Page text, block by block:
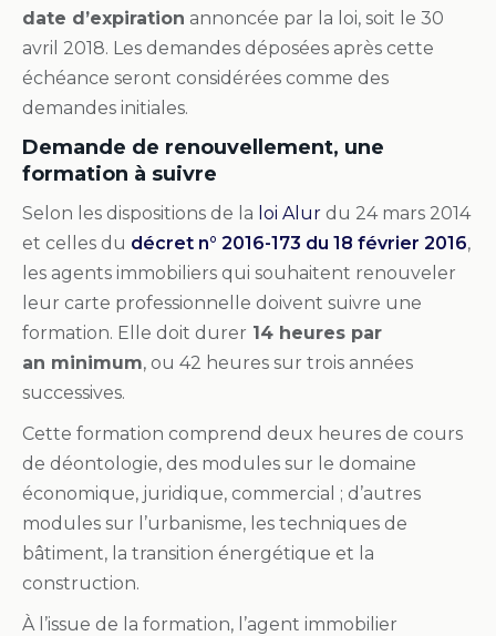
date d’expiration annoncée par la loi, soit le 30
avril 2018. Les demandes déposées après cette
échéance seront considérées comme des
demandes initiales.
Demande de renouvellement, une
formation à suivre
Selon les dispositions de la loi Alur du 24 mars 2014
et celles du décret n° 2016-173 du 18 février 2016,
les agents immobiliers qui souhaitent renouveler
leur carte professionnelle doivent suivre une
formation. Elle doit durer 14 heures par
an minimum, ou 42 heures sur trois années
successives.
Cette formation comprend deux heures de cours
de déontologie, des modules sur le domaine
économique, juridique, commercial ; d’autres
modules sur l’urbanisme, les techniques de
bâtiment, la transition énergétique et la
construction.
À l’issue de la formation, l’agent immobilier